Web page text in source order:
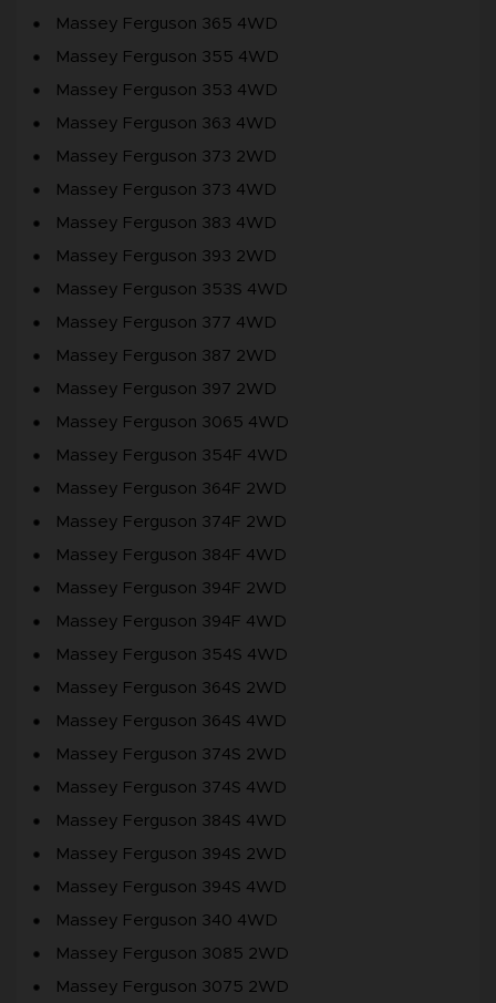
Massey Ferguson 365 4WD
Massey Ferguson 355 4WD
Massey Ferguson 353 4WD
Massey Ferguson 363 4WD
Massey Ferguson 373 2WD
Massey Ferguson 373 4WD
Massey Ferguson 383 4WD
Massey Ferguson 393 2WD
Massey Ferguson 353S 4WD
Massey Ferguson 377 4WD
Massey Ferguson 387 2WD
Massey Ferguson 397 2WD
Massey Ferguson 3065 4WD
Massey Ferguson 354F 4WD
Massey Ferguson 364F 2WD
Massey Ferguson 374F 2WD
Massey Ferguson 384F 4WD
Massey Ferguson 394F 2WD
Massey Ferguson 394F 4WD
Massey Ferguson 354S 4WD
Massey Ferguson 364S 2WD
Massey Ferguson 364S 4WD
Massey Ferguson 374S 2WD
Massey Ferguson 374S 4WD
Massey Ferguson 384S 4WD
Massey Ferguson 394S 2WD
Massey Ferguson 394S 4WD
Massey Ferguson 340 4WD
Massey Ferguson 3085 2WD
Massey Ferguson 3075 2WD